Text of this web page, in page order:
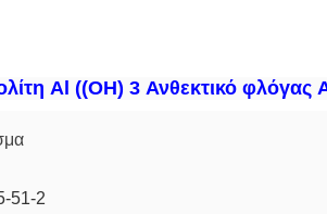
Al ((OH) 3 Ανθεκτικό φλόγας
51-2